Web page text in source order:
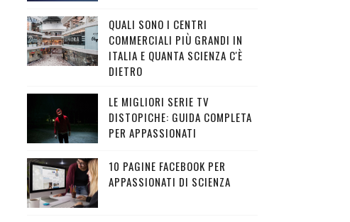
QUALI SONO I CENTRI
COMMERCIALI PIÙ GRANDI IN
ITALIA E QUANTA SCIENZA C'È
DIETRO
LE MIGLIORI SERIE TV
DISTOPICHE: GUIDA COMPLETA
PER APPASSIONATI
10 PAGINE FACEBOOK PER
APPASSIONATI DI SCIENZA